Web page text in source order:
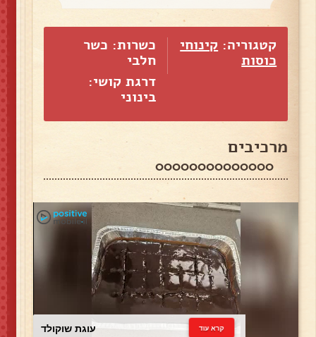
קטגוריה: קינוחי
כוסות
כשרות: כשר
חלבי
דרגת קושי:
בינוני
מרכיבים
00000000000000
עוגת שוקולד קרא עוד